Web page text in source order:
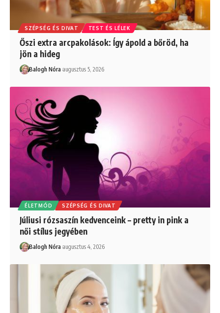
SZÉPSÉG ÉS DIVAT TEST ÉS LÉLEK
Őszi extra arcpakolások: Így ápold a bőröd, ha
jön a hideg
Balogh Nóra augusztus 5, 2026
ÉLETMÓD SZÉPSÉG ÉS DIVAT
Júliusi rózsaszín kedvenceink – pretty in pink a
női stílus jegyében
Balogh Nóra augusztus 4, 2026